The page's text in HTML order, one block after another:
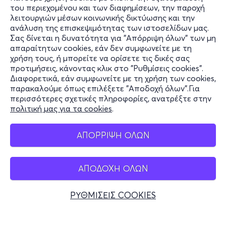
του περιεχομένου και των διαφημίσεων, την παροχή
λειτουργιών μέσων κοινωνικής δικτύωσης και την
ανάλυση της επισκεψιμότητας των ιστοσελίδων μας.
Σας δίνεται η δυνατότητα για "Απόρριψη όλων" των μη
απαραίτητων cookies, εάν δεν συμφωνείτε με τη
χρήση τους, ή μπορείτε να ορίσετε τις δικές σας
προτιμήσεις, κάνοντας κλικ στο "Ρυθμίσεις cookies".
Διαφορετικά, εάν συμφωνείτε με τη χρήση των cookies,
παρακαλούμε όπως επιλέξετε "Αποδοχή όλων".Για
περισσότερες σχετικές πληροφορίες, ανατρέξτε στην
πολιτική μας για τα cookies.
ΑΠΟΡΡΙΨΗ ΟΛΩΝ
ΑΠΟΔΟΧΗ ΟΛΩΝ
ΡΥΘΜΙΣΕΙΣ COOKIES
τελειότητα, το αισθητικό ιδεώδες με το οποίο ο Θεός
έφτιαξε τον κόσμο. Το εφαρμόζει στα έργα του, όπου
ανακαλύπτουμε σχήματα οργανωμένα υπό αυτήν τη
μυστική γεωμετρία. Η διπλή έλικα του DNA γοητεύει
τον Νταλί. Η σπείρα που μεταφέρει γενετική
κληρονομιά είναι οι καμπύλες μέσω των οποίων ο Θεός
μεταφέρει την αθανασία.
ΤΙ ΘΑ ΔΕΙΤΕ ΣΤΗΝ ΕΚΘΕΣΗ
στο μυαλό μίας ιδιοφυίας με προβολές (μέρος τους σε
3D) σε οθόνες επιφάνειας πεντακοσίων τ.μ. όπου Τέχνη
και Τεχνολογία συνδυάζονται σε ένα επαναστατικό
Πληροφορίες
Υποστήριξη
Stay Connected
Mobile app